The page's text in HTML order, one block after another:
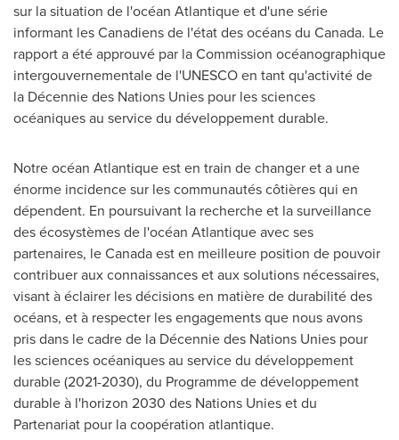
sur la situation de l'océan Atlantique et d'une série
informant les Canadiens de l'état des océans du Canada. Le
rapport a été approuvé par la Commission océanographique
intergouvernementale de l'UNESCO en tant qu'activité de
la Décennie des Nations Unies pour les sciences
océaniques au service du développement durable.
Notre océan Atlantique est en train de changer et a une
énorme incidence sur les communautés côtières qui en
dépendent. En poursuivant la recherche et la surveillance
des écosystèmes de l'océan Atlantique avec ses
partenaires, le Canada est en meilleure position de pouvoir
contribuer aux connaissances et aux solutions nécessaires,
visant à éclairer les décisions en matière de durabilité des
océans, et à respecter les engagements que nous avons
pris dans le cadre de la Décennie des Nations Unies pour
les sciences océaniques au service du développement
durable (2021-2030), du Programme de développement
durable à l'horizon 2030 des Nations Unies et du
Partenariat pour la coopération atlantique.